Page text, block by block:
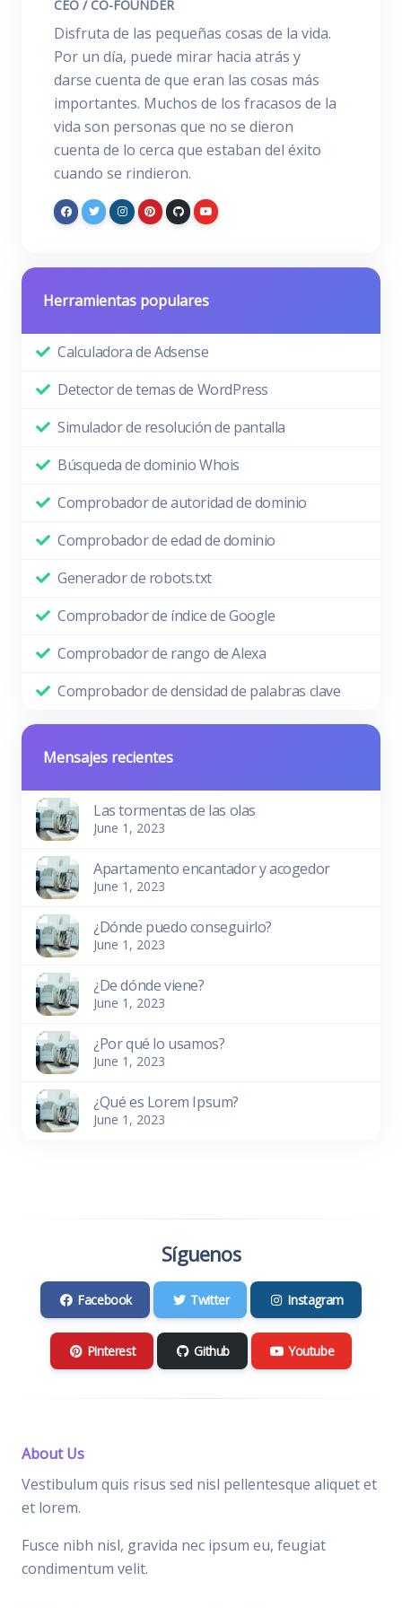
CEO / CO-FOUNDER
Disfruta de las pequeñas cosas de la vida.
Por un día, puede mirar hacia atrás y
darse cuenta de que eran las cosas más
importantes. Muchos de los fracasos de la
vida son personas que no se dieron
cuenta de lo cerca que estaban del éxito
cuando se rindieron.
Herramientas populares
Calculadora de Adsense
Detector de temas de WordPress
Simulador de resolución de pantalla
Búsqueda de dominio Whois
Comprobador de autoridad de dominio
Comprobador de edad de dominio
Generador de robots.txt
Comprobador de índice de Google
Comprobador de rango de Alexa
Comprobador de densidad de palabras clave
Mensajes recientes
Las tormentas de las olas
June 1, 2023
Apartamento encantador y acogedor
June 1, 2023
¿Dónde puedo conseguirlo?
June 1, 2023
¿De dónde viene?
June 1, 2023
¿Por qué lo usamos?
June 1, 2023
¿Qué es Lorem Ipsum?
June 1, 2023
Síguenos
Facebook Twitter Instagram
Pinterest Github Youtube
About Us
Vestibulum quis risus sed nisl pellentesque aliquet et
et lorem.
Fusce nibh nisl, gravida nec ipsum eu, feugiat
condimentum velit.